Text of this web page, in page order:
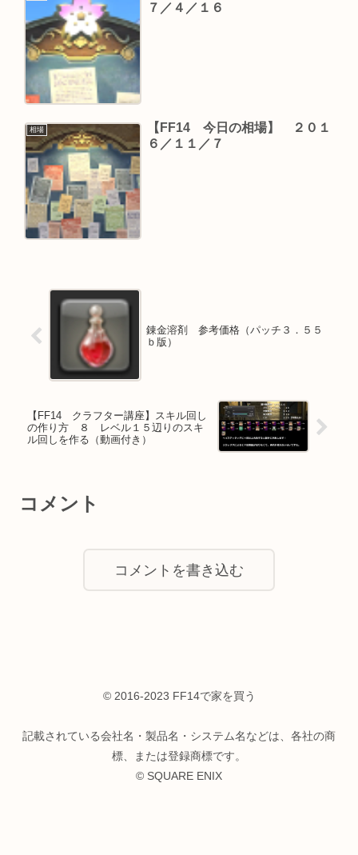
７／４／１６
相場
【FF14 今日の相場】 ２０１
６／１１／７
錬金溶剤 参考価格（パッチ３．５５
ｂ版）
【FF14 クラフター講座】スキル回し
の作り方 ８ レベル１５辺りのスキ
ル回しを作る（動画付き）
コメント
コメントを書き込む
© 2016-2023 FF14で家を買う
記載されている会社名・製品名・システム名などは、各社の商
標、または登録商標です。
© SQUARE ENIX